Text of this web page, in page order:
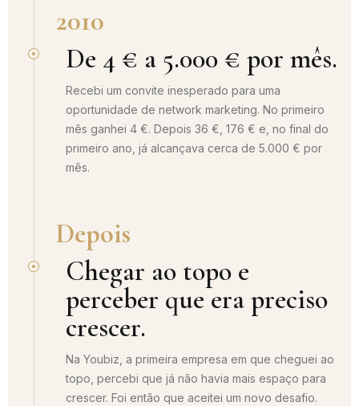
2010
De 4 € a 5.000 € por mês.
Recebi um convite inesperado para uma
oportunidade de network marketing. No primeiro
mês ganhei 4 €. Depois 36 €, 176 € e, no final do
primeiro ano, já alcançava cerca de 5.000 € por
mês.
Depois
Chegar ao topo e
perceber que era preciso
crescer.
Na Youbiz, a primeira empresa em que cheguei ao
topo, percebi que já não havia mais espaço para
crescer. Foi então que aceitei um novo desafio.